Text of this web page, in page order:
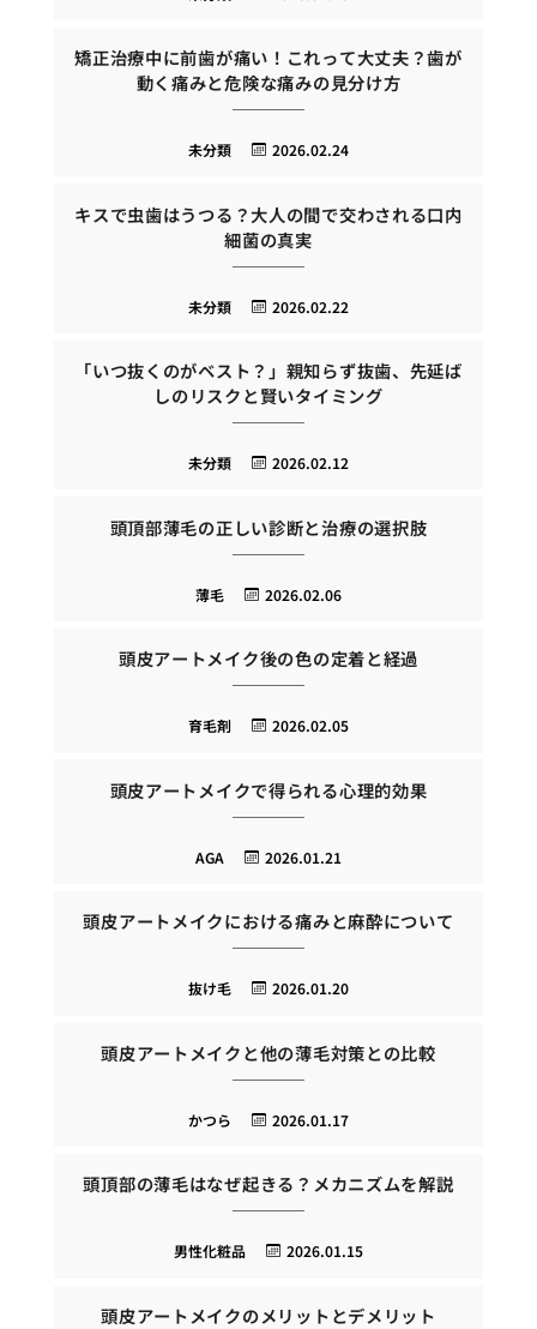
矯正治療中に前歯が痛い！これって大丈夫？歯が
動く痛みと危険な痛みの見分け方
2026.02.24
未分類
キスで虫歯はうつる？大人の間で交わされる口内
細菌の真実
2026.02.22
未分類
「いつ抜くのがベスト？」親知らず抜歯、先延ば
しのリスクと賢いタイミング
2026.02.12
未分類
頭頂部薄毛の正しい診断と治療の選択肢
2026.02.06
薄毛
頭皮アートメイク後の色の定着と経過
2026.02.05
育毛剤
頭皮アートメイクで得られる心理的効果
2026.01.21
AGA
頭皮アートメイクにおける痛みと麻酔について
2026.01.20
抜け毛
頭皮アートメイクと他の薄毛対策との比較
2026.01.17
かつら
頭頂部の薄毛はなぜ起きる？メカニズムを解説
2026.01.15
男性化粧品
頭皮アートメイクのメリットとデメリット